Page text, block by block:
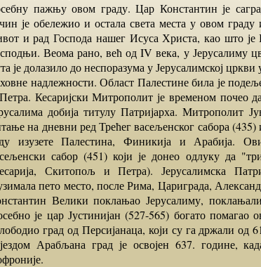
пажњу овом граду. Цар Константин је
је обележио и остала света места у овом граду
и рад Господа нашег Исуса Христа, као што је
Веома рано, већ од IV века, у Јерусалиму
је долазило до неспоразума у Јерусалимској
надлежности. Област Палестине била је
Кесаријски Митрополит је временом почео
добија титулу Патријарха. Митрополит
на дневни ред Трећег васељенског сабора
изузете Палестина, Финикија и Арабија.
сабор (451) који је донео одлуку да
Скитопољ и Петра). Јерусалимска
пето место, после Рима, Цариграда,
Велики поклањао Јерусалиму,
је цар Јустинијан (527-565) богато помагао
град од Персијанаца, који су га држали
Арабљана град је освојен 637. године,